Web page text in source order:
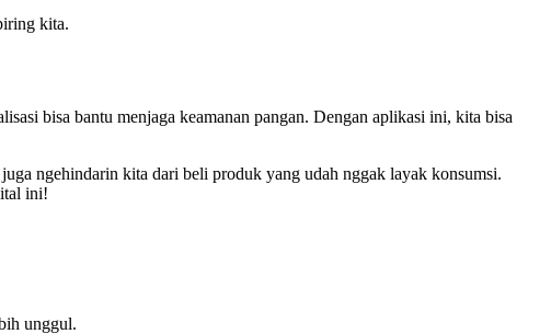
kita.
bisa bantu menjaga keamanan pangan. Dengan aplikasi ini, kita bisa
ngehindarin kita dari beli produk yang udah nggak layak konsumsi.
ini!
unggul.